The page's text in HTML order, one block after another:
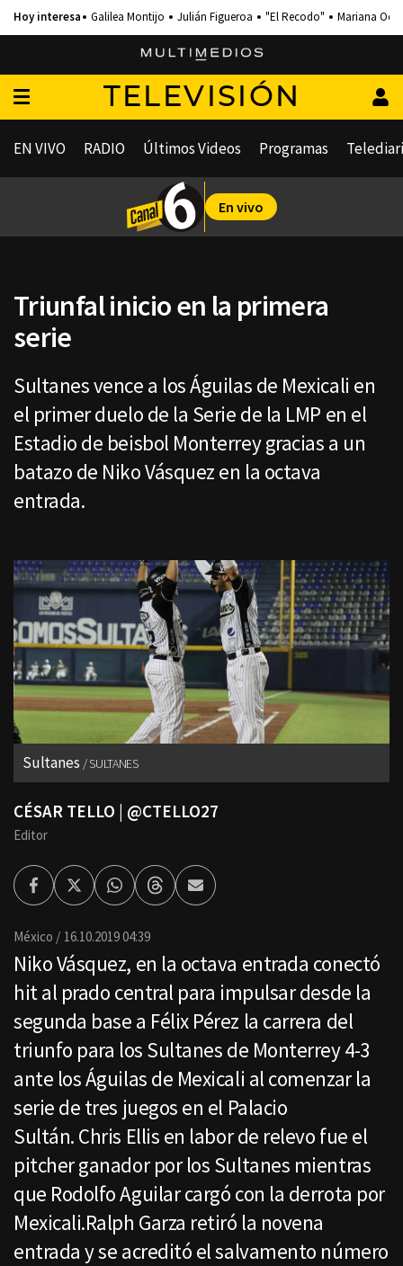
Galilea Montijo Julián Figueroa "El Recodo" Mariana
TELEVISIÓN
EN VIVO RADIO Últimos Videos Programas
En vivo
Triunfal inicio en la primera
serie
Sultanes vence a los Águilas de Mexicali en
el primer duelo de la Serie de la LMP en el
Estadio de beisbol Monterrey gracias a un
batazo de Niko Vásquez en la octava
entrada.
Sultanes SULTANES
CÉSAR TELLO | @CTELLO27
Editor
FacebookTwitterWhatsappThreadsEnviar
por
México 16.10.2019 04:39
Niko Vásquez, en la octava entrada conectó
hit al prado central para impulsar desde la
segunda base a Félix Pérez la carrera del
triunfo para los Sultanes de Monterrey 4-3
ante los Águilas de Mexicali al comenzar la
serie de tres juegos en el Palacio
Sultán. Chris Ellis en labor de relevo fue el
pitcher ganador por los Sultanes mientras
que Rodolfo Aguilar cargó con la derrota por
Mexicali.Ralph Garza retiró la novena
entrada y se acreditó el salvamento número